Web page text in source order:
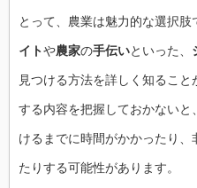
とって、農業は魅力的な選択肢
イトや農家の手伝いといった、
見つける方法を詳しく知るこ
する内容を把握しておかない
けるまでに時間がかかったり
たりする可能性があります。